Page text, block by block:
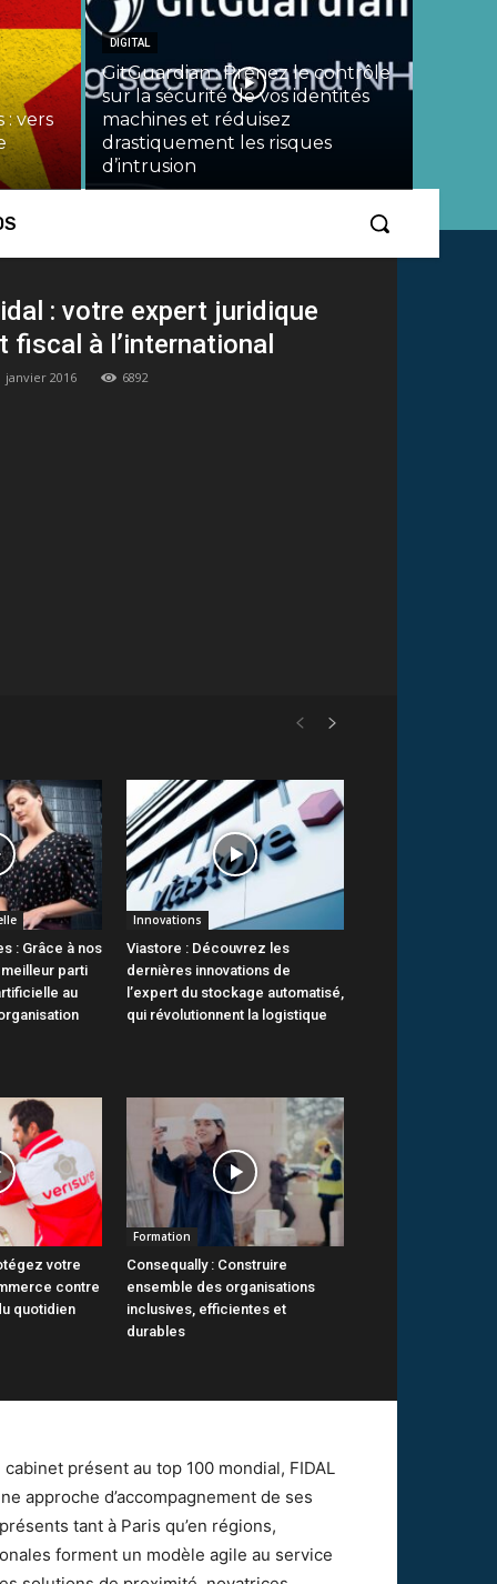
: vers
DIGITAL
GitGuardian : Prenez le contrôle
sur la sécurité de vos identités
machines et réduisez
drastiquement les risques
d’intrusion
: votre expert juridique
fiscal à l’international
janvier 2016 6892
: Grâce à nos
parti
au
Innovations
Viastore : Découvrez les
dernières innovations de
l’expert du stockage automatisé,
qui révolutionnent la logistique
votre
contre
quotidien
Formation
Consequally : Construire
ensemble des organisations
inclusives, efficientes et
durables
présent au top 100 mondial, FIDAL
approche d’accompagnement de ses
tant à Paris qu’en régions,
forment un modèle agile au service